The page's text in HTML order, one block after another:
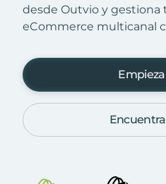
desde Outvio y gestiona
eCommerce multicanal